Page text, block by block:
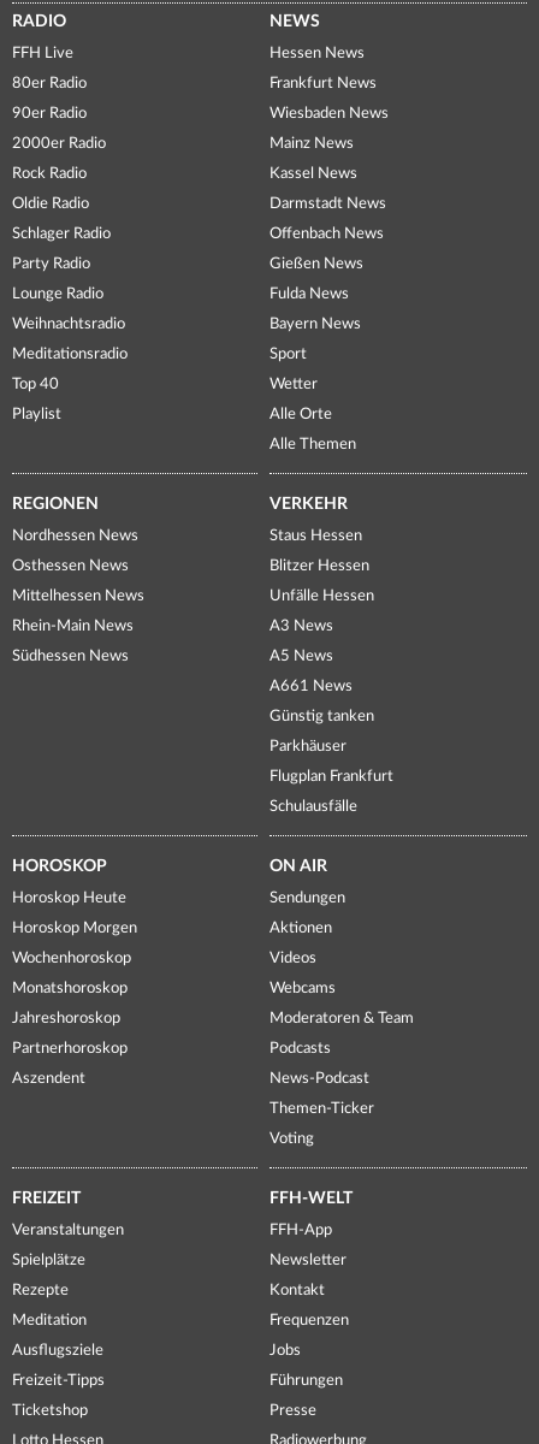
RADIO
FFH Live
80er Radio
90er Radio
2000er Radio
Rock Radio
Oldie Radio
Schlager Radio
Party Radio
Lounge Radio
Weihnachtsradio
Meditationsradio
Top 40
Playlist
NEWS
Hessen News
Frankfurt News
Wiesbaden News
Mainz News
Kassel News
Darmstadt News
Offenbach News
Gießen News
Fulda News
Bayern News
Sport
Wetter
Alle Orte
Alle Themen
REGIONEN
Nordhessen News
Osthessen News
Mittelhessen News
Rhein-Main News
Südhessen News
VERKEHR
Staus Hessen
Blitzer Hessen
Unfälle Hessen
A3 News
A5 News
A661 News
Günstig tanken
Parkhäuser
Flugplan Frankfurt
Schulausfälle
HOROSKOP
Horoskop Heute
Horoskop Morgen
Wochenhoroskop
Monatshoroskop
Jahreshoroskop
Partnerhoroskop
Aszendent
ON AIR
Sendungen
Aktionen
Videos
Webcams
Moderatoren & Team
Podcasts
News-Podcast
Themen-Ticker
Voting
FREIZEIT
Veranstaltungen
Spielplätze
Rezepte
Meditation
Ausflugsziele
Freizeit-Tipps
Ticketshop
Lotto Hessen
FFH-WELT
FFH-App
Newsletter
Kontakt
Frequenzen
Jobs
Führungen
Presse
Radiowerbung